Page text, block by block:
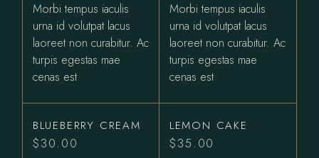
Morbi tempus iaculis
urna id volutpat lacus
laoreet non curabitur. Ac
turpis egestas mae
cenas est
Morbi tempus iaculis
urna id volutpat lacus
laoreet non curabitur. Ac
turpis egestas mae
cenas est
BLUEBERRY CREAM
$30.00
LEMON CAKE
$35.00